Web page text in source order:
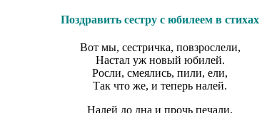
Поздравить сестру с юбилеем в стихах
Вот мы, сестричка, повзрослели,
Настал уж новый юбилей.
Росли, смеялись, пили, ели,
Так что же, и теперь налей.
Налей до дна и прочь печали,